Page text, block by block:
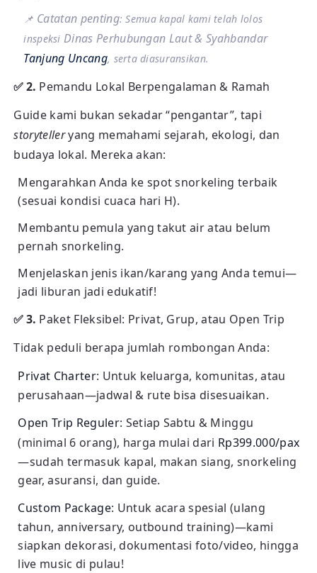
📌 Catatan penting: Semua kapal kami telah lolos
inspeksiDinas Perhubungan Laut & Syahbandar
Tanjung Uncang, serta diasuransikan.
✅ 2. Pemandu Lokal Berpengalaman & Ramah
Guide kami bukan sekadar “pengantar”, tapi
storytelleryang memahami sejarah, ekologi, dan
budaya lokal. Mereka akan:
Mengarahkan Anda ke spot snorkeling terbaik
(sesuai kondisi cuaca hari H).
Membantu pemula yang takut air atau belum
pernah snorkeling.
Menjelaskan jenis ikan/karang yang Anda temui—
jadi liburan jadi edukatif!
✅ 3. Paket Fleksibel: Privat, Grup, atau Open Trip
Tidak peduli berapa jumlah rombongan Anda:
Privat Charter: Untuk keluarga, komunitas, atau
perusahaan—jadwal & rute bisa disesuaikan.
Open Trip Reguler: Setiap Sabtu & Minggu
(minimal 6 orang), harga mulai dari Rp399.000/pax
—sudah termasuk kapal, makan siang, snorkeling
gear, asuransi, dan guide.
Custom Package: Untuk acara spesial (ulang
tahun, anniversary, outbound training)—kami
siapkan dekorasi, dokumentasi foto/video, hingga
live music di pulau!